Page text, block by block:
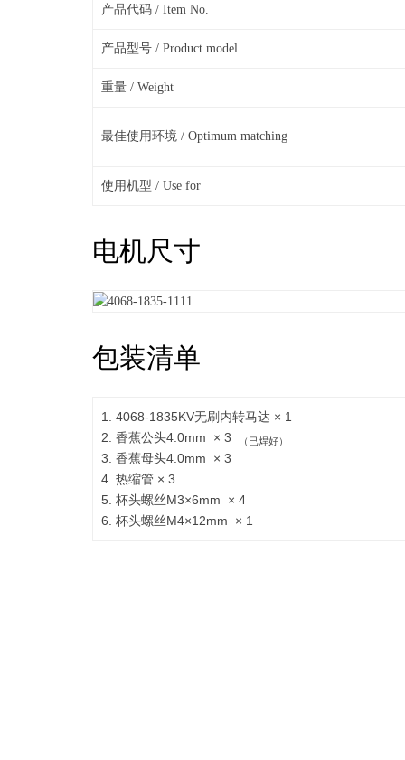
产品代码 / Item No.
产品型号 / Product model
重量 / Weight
最佳使用环境 / Optimum matching
使用机型 / Use for
电机尺寸
包装清单
1. 4068-1835KV无刷内转马达 × 1
2. 香蕉公头4.0mm × 3 （已焊好）
3. 香蕉母头4.0mm
× 3
4. 热缩管 × 3
5. 杯头螺丝M3×6mm × 4
6. 杯头螺丝M4×12mm × 1